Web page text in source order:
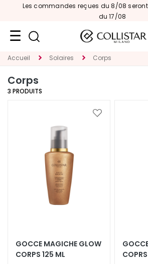
Les commandes reçues du 8/08
du 17/08
Format
Nouveautés
T
r
Accueil Solaires Corps
Corps
3 PRODUITS
Ajouter
GOCCE MAGICHE GLOW
CORPS 125 ML